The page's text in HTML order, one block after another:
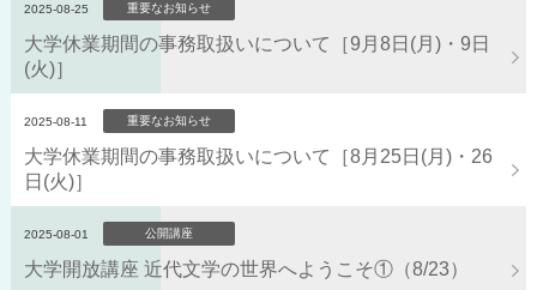
2025-08-25 重要なお知らせ
大学休業期間の事務取扱いについて［9月8日(月)・9日
(火)］
2025-08-11 重要なお知らせ
大学休業期間の事務取扱いについて［8月25日(月)・26
日(火)］
2025-08-01 公開講座
大学開放講座 近代文学の世界へようこそ①（8/23）